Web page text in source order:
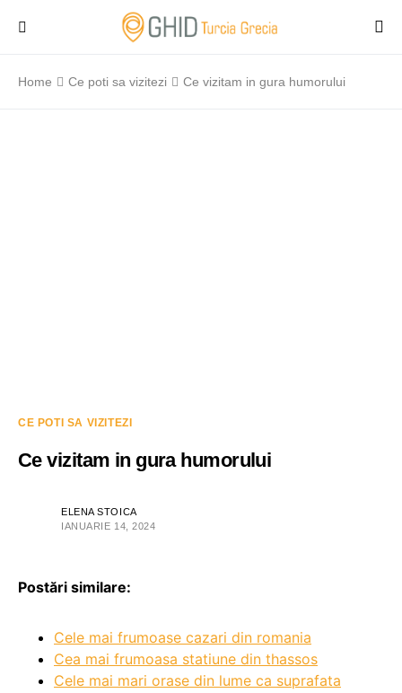
Home Ce poti sa vizitezi Ce vizitam in gura humorului
CE POTI SA VIZITEZI
Ce vizitam in gura humorului
ELENA STOICA
IANUARIE 14, 2024
Postări similare:
Cele mai frumoase cazari din romania
Cea mai frumoasa statiune din thassos
Cele mai mari orase din lume ca suprafata